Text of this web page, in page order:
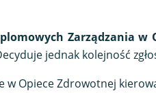
Zarządzania w
jednak kolejność
w Opiece Zdrowotnej